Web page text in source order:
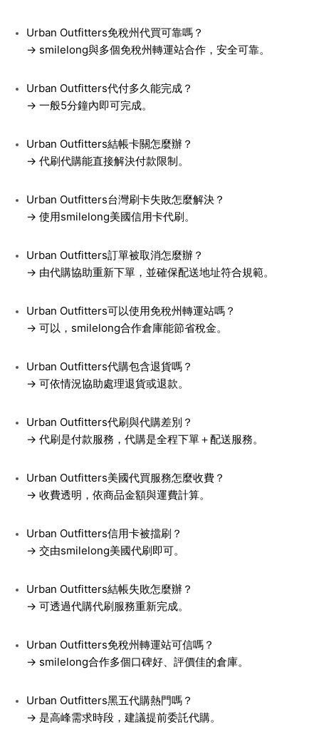
Urban Outfitters免稅州代買可靠嗎？
→ smilelong與多個免稅州轉運站合作，安全可靠。
Urban Outfitters代付多久能完成？
→ 一般5分鐘內即可完成。
Urban Outfitters結帳卡關怎麼辦？
→ 代刷代購能直接解決付款限制。
Urban Outfitters台灣刷卡失敗怎麼解決？
→ 使用smilelong美國信用卡代刷。
Urban Outfitters訂單被取消怎麼辦？
→ 由代購協助重新下單，並確保配送地址符合規範。
Urban Outfitters可以使用免稅州轉運站嗎？
→ 可以，smilelong合作倉庫能節省稅金。
Urban Outfitters代購包含退貨嗎？
→ 可依情況協助處理退貨或退款。
Urban Outfitters代刷與代購差別？
→ 代刷是付款服務，代購是全程下單＋配送服務。
Urban Outfitters美國代買服務怎麼收費？
→ 收費透明，依商品金額與運費計算。
Urban Outfitters信用卡被擋刷？
→ 交由smilelong美國代刷即可。
Urban Outfitters結帳失敗怎麼辦？
→ 可透過代購代刷服務重新完成。
Urban Outfitters免稅州轉運站可信嗎？
→ smilelong合作多個口碑好、評價佳的倉庫。
Urban Outfitters黑五代購熱門嗎？
→ 是高峰需求時段，建議提前委託代購。